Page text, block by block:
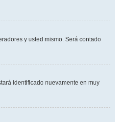
y usted mismo. Será contado
identificado nuevamente en muy